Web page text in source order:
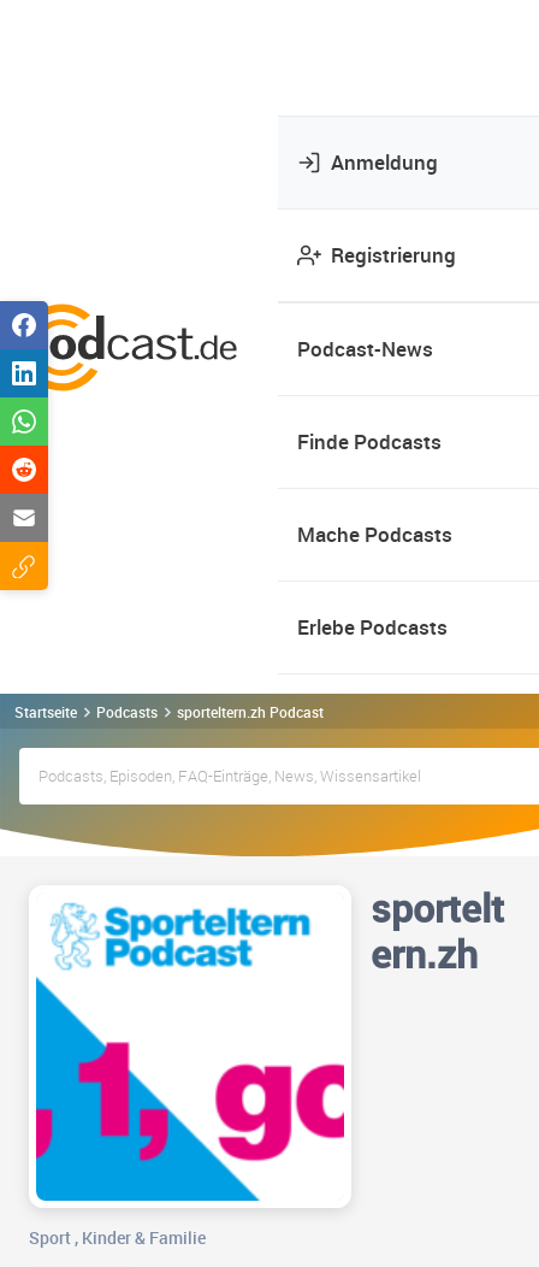
Anmeldung
Registrierung
Podcast-News
Finde Podcasts
Mache Podcasts
Erlebe Podcasts
Startseite Podcasts sporteltern.zh Podcast
sportelt
ern.zh
Sport , Kinder & Familie